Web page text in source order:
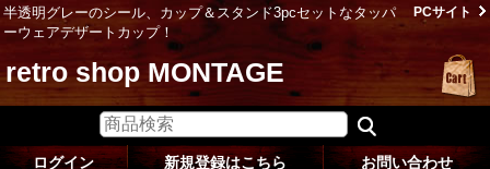
半透明グレーのシール、カップ＆スタンド3pcセットなタッパ
ーウェアデザートカップ！
PCサイト
retro shop MONTAGE
ログイン 新規登録はこちら お問い合わせ